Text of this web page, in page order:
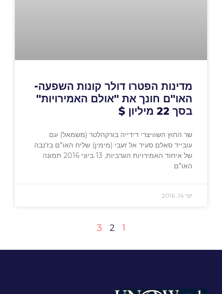
מדינות הפטרו דולר קונות השפעה-
האו"ם חונך את "אולם האמירויות"
בסך 22 מיליון $
שר החוץ השוויצרי דידייה בורקהלטר (משמאל) עם
עובייד סאלם סעיד אל זעבי (מימין) שליח האו"ם בז'נבה
של איחוד האמירויות הערביות, 13 ביוני 2016 תמונה
האו"ם
יוני 14, 2016
1
2
3